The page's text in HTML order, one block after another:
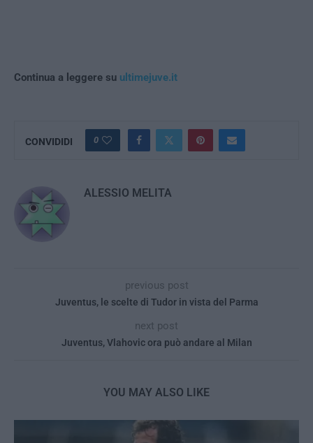
Continua a leggere su ultimejuve.it
CONVIDIDI 0
ALESSIO MELITA
previous post
Juventus, le scelte di Tudor in vista del Parma
next post
Juventus, Vlahovic ora può andare al Milan
YOU MAY ALSO LIKE